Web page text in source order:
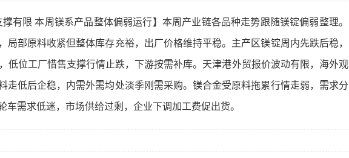
撑有限 本周镁系产品整体偏弱运行】本周产业链各品种走势跟随镁锭偏弱整理。
局部原料收紧但整体库存充裕，出厂价格维持平稳。主产区镁锭周内先跌后稳，
低位工厂惜售支撑行情止跌，下游按需补库。天津港外贸报价波动有限，海外观
走低后企稳，内需外需均处淡季刚需采购。镁合金受原料拖累行情走弱，需求分
车需求低迷，市场供给过剩，企业下调加工费促出货。